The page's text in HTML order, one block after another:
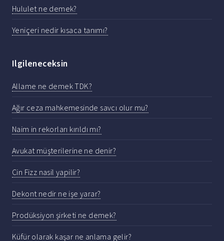
Hululet ne demek?
Yeniçeri nedir kısaca tanımı?
Ilgileneceksin
Allame ne demek TDK?
Ağır ceza mahkemesinde savcı olur mu?
Naim in rekorları kırıldı mı?
Avukat müşterilerine ne denir?
Cin Fizz nasil yapilir?
Dekont nedir ne işe yarar?
Prodüksiyon şirketi ne demek?
Küfür olarak kaşar ne anlama gelir?